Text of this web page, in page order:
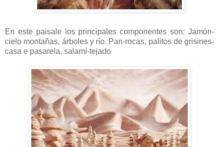
En este paisale los principales componentes son: Jamón-
cielo montañas, árboles y río. Pan-rocas, palitos de grisines-
casa e pasarela, salamí-tejado